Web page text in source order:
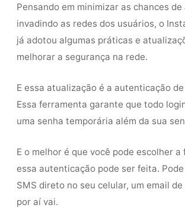
Pensando em minimizar as chances
invadindo as redes dos usuários, o
já adotou algumas práticas e
melhorar a segurança na rede.
E essa atualização é a autenticação
Essa ferramenta garante que todo
uma senha temporária além da sua
E o melhor é que você pode escolher a
essa autenticação pode ser feita.
SMS direto no seu celular, um email
por aí vai.